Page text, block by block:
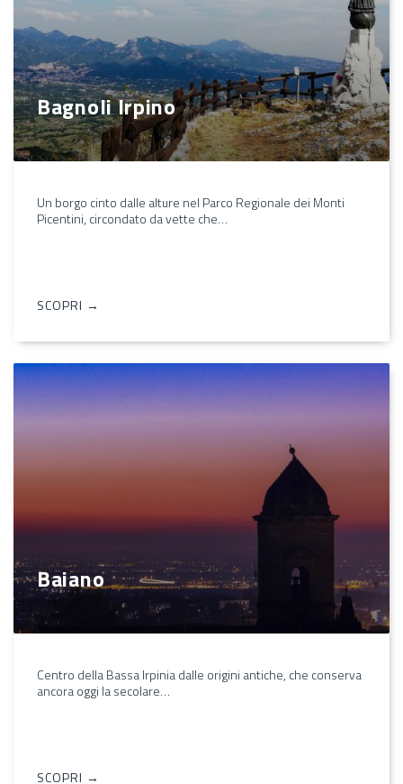
Bagnoli Irpino
Un borgo cinto dalle alture nel Parco Regionale dei Monti
Picentini, circondato da vette che…
SCOPRI →
Baiano
Centro della Bassa Irpinia dalle origini antiche, che conserva
ancora oggi la secolare…
SCOPRI →